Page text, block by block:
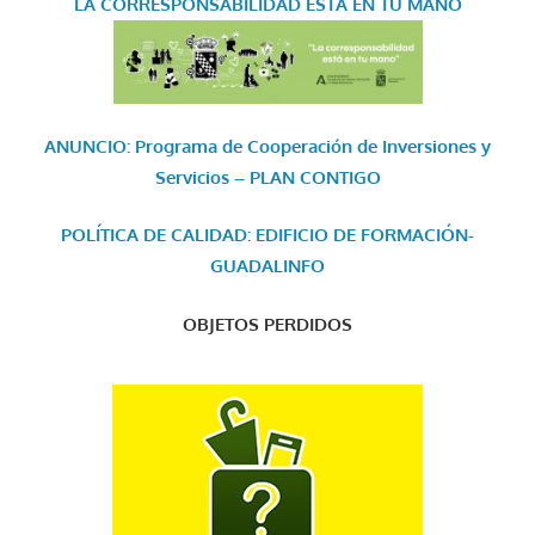
LA CORRESPONSABILIDAD ESTÁ EN TU MANO
ANUNCIO: Programa de Cooperación de Inversiones y
Servicios – PLAN CONTIGO
POLÍTICA DE CALIDAD: EDIFICIO DE FORMACIÓN-
GUADALINFO
OBJETOS PERDIDOS